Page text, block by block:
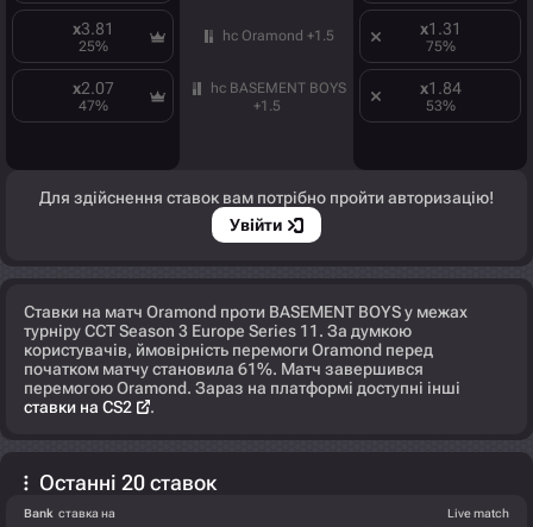
x3.81
25%
x2.07
47%
hc Oramond +1.5
+1.5
x1.31
75%
x1.84
53%
Для здійснення ставок вам потрібно пройти авторизацію!
Увійти
Ставки на матч Oramond проти BASEMENT BOYS у межах
турніру CCT Season 3 Europe Series 11. За думкою
користувачів, ймовірність перемоги Oramond перед
початком матчу становила 61%. Матч завершився
перемогою Oramond. Зараз на платформі доступні інші
ставки на CS2
.
Останні 20 ставок
Bank ставка на Live match